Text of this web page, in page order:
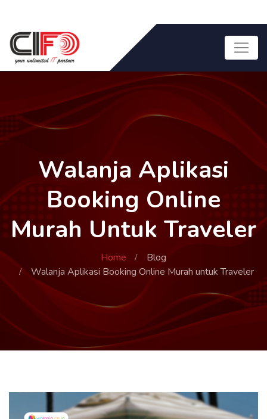
Walanja Aplikasi
Booking Online
Murah Untuk Traveler
Home
Blog
Walanja Aplikasi Booking Online Murah untuk Traveler